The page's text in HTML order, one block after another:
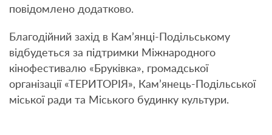
повідомлено додатково.
Благодійний захід в Кам’янці-Подільському
відбудеться за підтримки Міжнародного
кінофестивалю «Бруківка», громадської
організації «ТЕРИТОРІЯ», Кам’янець-Подільської
міської ради та Міського будинку культури.